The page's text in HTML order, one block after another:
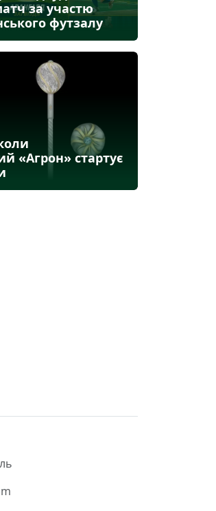
за участю
футзалу
«Агрон» стартує